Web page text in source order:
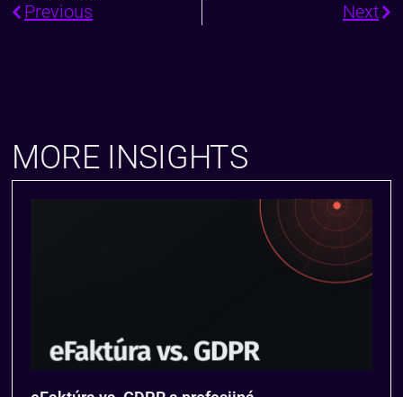
Previous Next
MORE INSIGHTS